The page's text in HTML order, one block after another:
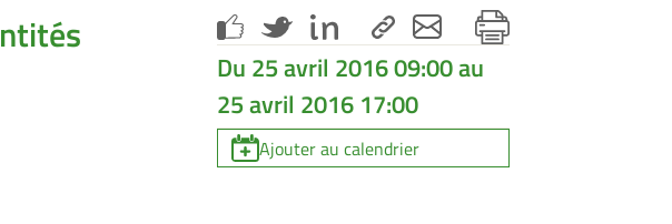
Du 25 avril 2016 09:00 au
25 avril 2016 17:00
Ajouter au calendrier